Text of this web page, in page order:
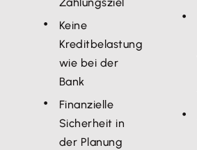
Keine
Kreditbelastung
wie bei der
Bank
Finanzielle
Sicherheit in
der Planung